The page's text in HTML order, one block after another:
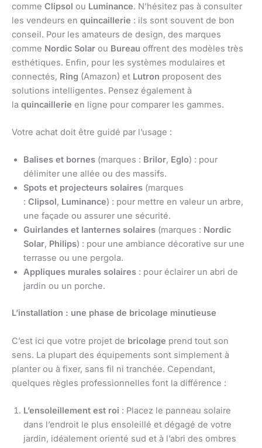
comme Clipsol ou Luminance. N’hésitez pas à consulter
les vendeurs en quincaillerie : ils sont souvent de bon
conseil. Pour les amateurs de design, des marques
comme Nordic Solar ou Bureau offrent des modèles très
esthétiques. Enfin, pour les systèmes modulaires et
connectés, Ring (Amazon) et Lutron proposent des
solutions intelligentes. Pensez également à
la quincaillerie en ligne pour comparer les gammes.
Votre achat doit être guidé par l’usage :
Balises et bornes (marques : Brilor, Eglo) : pour
délimiter une allée ou des massifs.
Spots et projecteurs solaires (marques
: Clipsol, Luminance) : pour mettre en valeur un arbre,
une façade ou assurer une sécurité.
Guirlandes et lanternes solaires (marques : Nordic
Solar, Philips) : pour une ambiance décorative sur une
terrasse ou une pergola.
Appliques murales solaires : pour éclairer un abri de
jardin ou un porche.
L’installation : une phase de bricolage minutieuse
C’est ici que votre projet de bricolage prend tout son
sens. La plupart des équipements sont simplement à
planter ou à fixer, sans fil ni tranchée. Cependant,
quelques règles professionnelles font la différence :
L’ensoleillement est roi : Placez le panneau solaire
dans l’endroit le plus ensoleillé et dégagé de votre
jardin, idéalement orienté sud et à l’abri des ombres